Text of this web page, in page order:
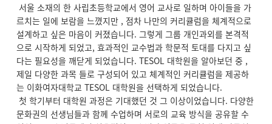
서울 소재의 한 사립초등학교에서 영어 교사로 일하며 아이들을 가
르치는 일에 보람을 느꼈지만 , 점차 나만의 커리큘럼을 체계적으로
설계하고 싶은 마음이 커졌습니다. 그렇게 그룹 개인과외를 본격적
으로 시작하게 되었고, 효과적인 교수법과 학문적 토대를 다지고 싶
다는 필요성을 깨닫게 되었습니다. TESOL 대학원을 알아보던 중 ,
제일 다양한 과목 들로 구성되어 있고 체계적인 커리큘럼을 제공하
는 이화여자대학교 TESOL 대학원을 선택하게 되었습니다.
첫 학기부터 대학원 과정은 기대했던 것 그 이상이었습니다. 다양한
문화권의 선생님들과 함께 수업하며 서로의 교육 방식을 공유할 수